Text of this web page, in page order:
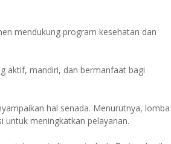
mendukung program kesehatan dan
aktif, mandiri, dan bermanfaat bagi
hal senada. Menurutnya, lomba
untuk meningkatkan pelayanan.